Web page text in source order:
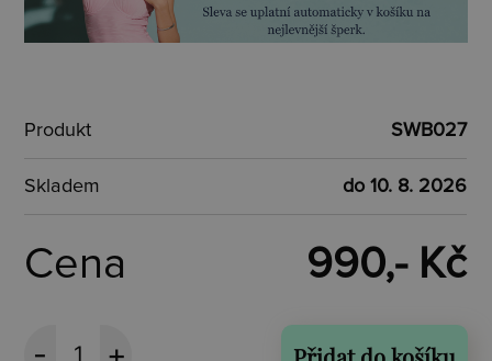
Produkt SWB027
Skladem do 10. 8. 2026
Cena 990,- Kč